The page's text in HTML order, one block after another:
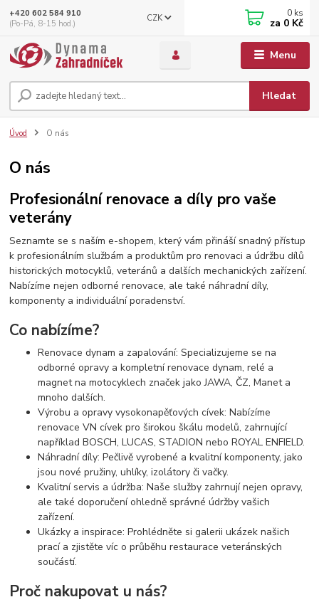
Menu
CZK
Hledat
+420 602 584 910
(Po-Pá, 8-15 hod.)
0 ks
za 0 Kč
Úvod O nás
O nás
Profesionální renovace a díly pro vaše
veterány
Seznamte se s naším e-shopem, který vám přináší snadný přístup
k profesionálním službám a produktům pro renovaci a údržbu dílů
historických motocyklů, veteránů a dalších mechanických zařízení.
Nabízíme nejen odborné renovace, ale také náhradní díly,
komponenty a individuální poradenství.
Co nabízíme?
Renovace dynam a zapalování: Specializujeme se na
odborné opravy a kompletní renovace dynam, relé a
magnet na motocyklech značek jako JAWA, ČZ, Manet a
mnoho dalších.
Výrobu a opravy vysokonapěťových cívek: Nabízíme
renovace VN cívek pro širokou škálu modelů, zahrnující
například BOSCH, LUCAS, STADION nebo ROYAL ENFIELD.
Náhradní díly: Pečlivě vyrobené a kvalitní komponenty, jako
jsou nové pružiny, uhlíky, izolátory či vačky.
Kvalitní servis a údržba: Naše služby zahrnují nejen opravy,
ale také doporučení ohledně správné údržby vašich
zařízení.
Ukázky a inspirace: Prohlédněte si galerii ukázek našich
prací a zjistěte víc o průběhu restaurace veteránských
součástí.
Proč nakupovat u nás?